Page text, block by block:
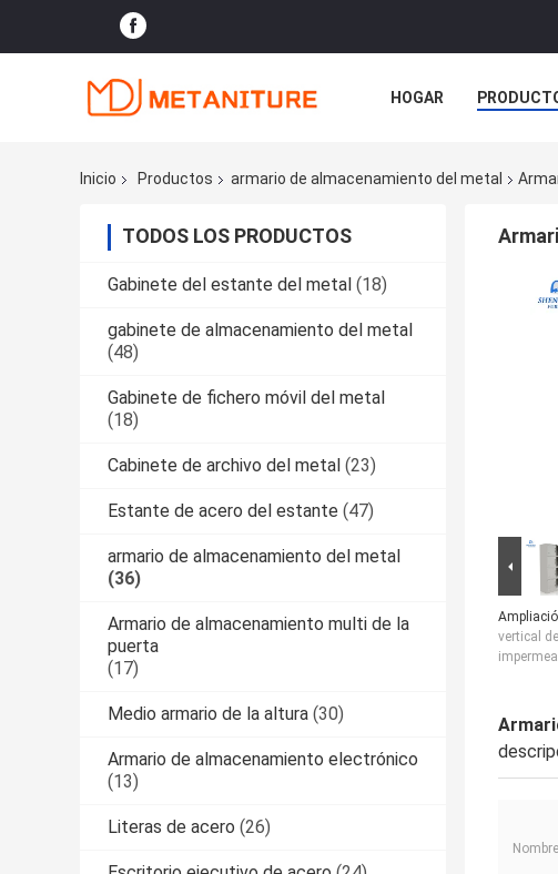
HOGAR
Inicio
Productos armario de almacenamiento del metal
TODOS LOS PRODUCTOS
Gabinete del estante del metal (18)
gabinete de almacenamiento del metal
(48)
Gabinete de fichero móvil del metal
(18)
Cabinete de archivo del metal (23)
Estante de acero del estante (47)
armario de almacenamiento del metal
(36)
Armario de almacenamiento multi de la
puerta
(17)
Medio armario de la altura (30)
Armario de almacenamiento electrónico
(13)
Literas de acero (26)
vertical